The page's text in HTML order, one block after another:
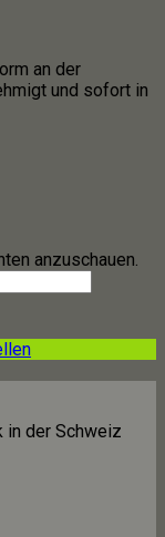
an der
und sofort in
anzuschauen.
in der Schweiz